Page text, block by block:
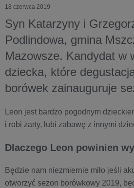
18 czerwca 2019
Syn Katarzyny i
Podlindowa, gmina
Mazowsze. Kandydat w
dziecka, które
borówek zainauguruje
Leon jest bardzo pogodnym
i robi żarty, lubi zabawę z innymi
Dlaczego Leon powinien
Będzie nam niezmiernie miło jeśli
otworzyć sezon borówkowy 2019,